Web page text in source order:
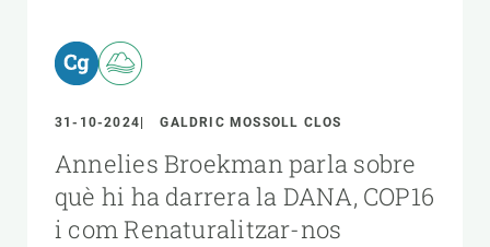
31-10-2024 GALDRIC MOSSOLL CLOS
Annelies Broekman parla sobre
què hi ha darrera la DANA, COP16
i com Renaturalitzar-nos